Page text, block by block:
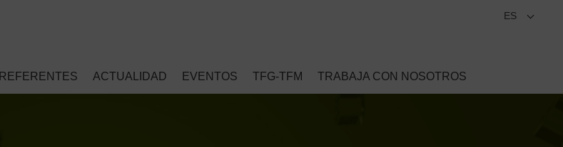
ES
REFERENTES ACTUALIDAD EVENTOS TFG-TFM TRABAJA CON NOSOTROS